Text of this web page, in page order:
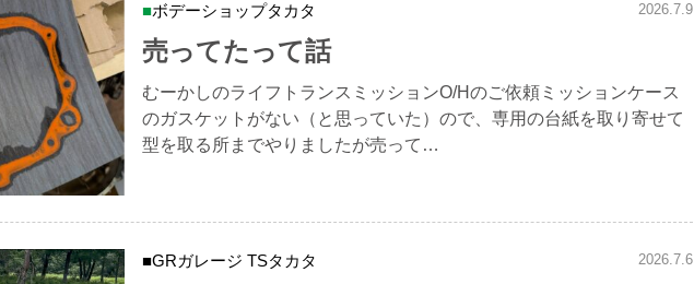
ボデーショップタカタ 2026.7.9
売ってたって話
むーかしのライフトランスミッションO/Hのご依頼ミッションケース
のガスケットがない（と思っていた）ので、専用の台紙を取り寄せて
型を取る所までやりましたが売って…
GRガレージ TSタカタ 2026.7.6